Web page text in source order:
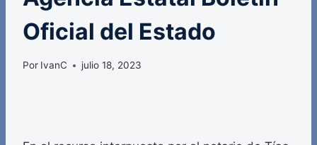
Oficial del Estado
Por IvanC julio 18, 2023